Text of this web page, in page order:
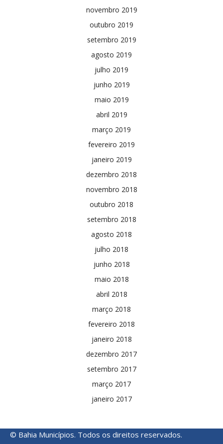
novembro 2019
outubro 2019
setembro 2019
agosto 2019
julho 2019
junho 2019
maio 2019
abril 2019
março 2019
fevereiro 2019
janeiro 2019
dezembro 2018
novembro 2018
outubro 2018
setembro 2018
agosto 2018
julho 2018
junho 2018
maio 2018
abril 2018
março 2018
fevereiro 2018
janeiro 2018
dezembro 2017
setembro 2017
março 2017
janeiro 2017
© Bahia Municípios. Todos os direitos reservados.